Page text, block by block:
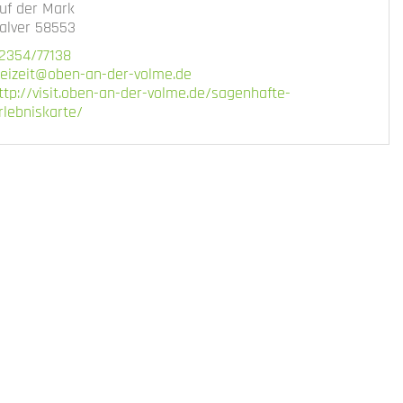
entlang des Weges A2
CC-BY-SA, Oben an der Volme
der Mark
58553
77138
an-der-volme.de
visit.oben-an-der-volme.de/sagenhafte-